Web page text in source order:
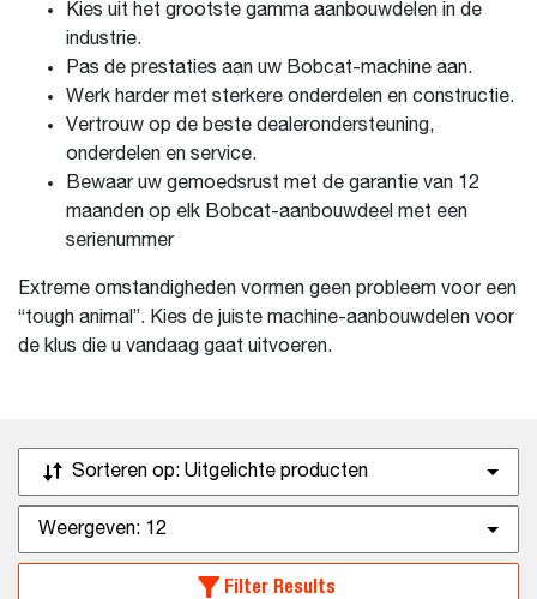
Kies uit het grootste gamma aanbouwdelen in de
industrie.
Pas de prestaties aan uw Bobcat-machine aan.
Werk harder met sterkere onderdelen en constructie.
Vertrouw op de beste dealerondersteuning,
onderdelen en service.
Bewaar uw gemoedsrust met de garantie van 12
maanden op elk Bobcat-aanbouwdeel met een
serienummer
Extreme omstandigheden vormen geen probleem voor een
“tough animal”. Kies de juiste machine-aanbouwdelen voor
de klus die u vandaag gaat uitvoeren.
Sorteren op: Uitgelichte producten
Weergeven: 12
Filter Results